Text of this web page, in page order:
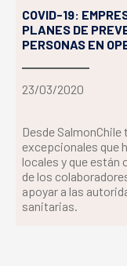
COVID-19:
PLANES DE
PERSONAS EN
23/03/2020
Desde
excepcionales que
locales y que están
de los
apoyar a las
sanitarias.